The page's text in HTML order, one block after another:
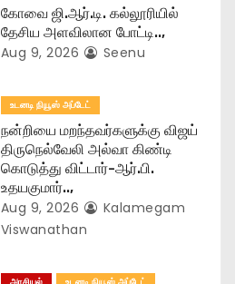
கோவை ஜி.ஆர்.டி. கல்லூரியில்
தேசிய அளவிலான போட்டி..,
Aug 9, 2026 Seenu
உடனடி நியூஸ் அப்டேட்
நன்றியை மறந்தவர்களுக்கு விஜய்
திருநெல்வேலி அல்வா கிண்டி
கொடுத்து விட்டார்-ஆர்‌.பி.
உதயகுமார்..,
Aug 9, 2026
Kalamegam
Viswanathan